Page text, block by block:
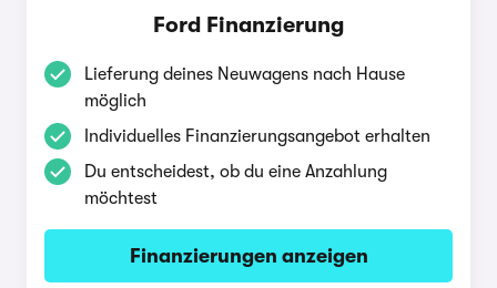
Ford Finanzierung
Lieferung deines Neuwagens nach Hause
möglich
Individuelles Finanzierungsangebot erhalten
Du entscheidest, ob du eine Anzahlung
möchtest
Finanzierungen anzeigen